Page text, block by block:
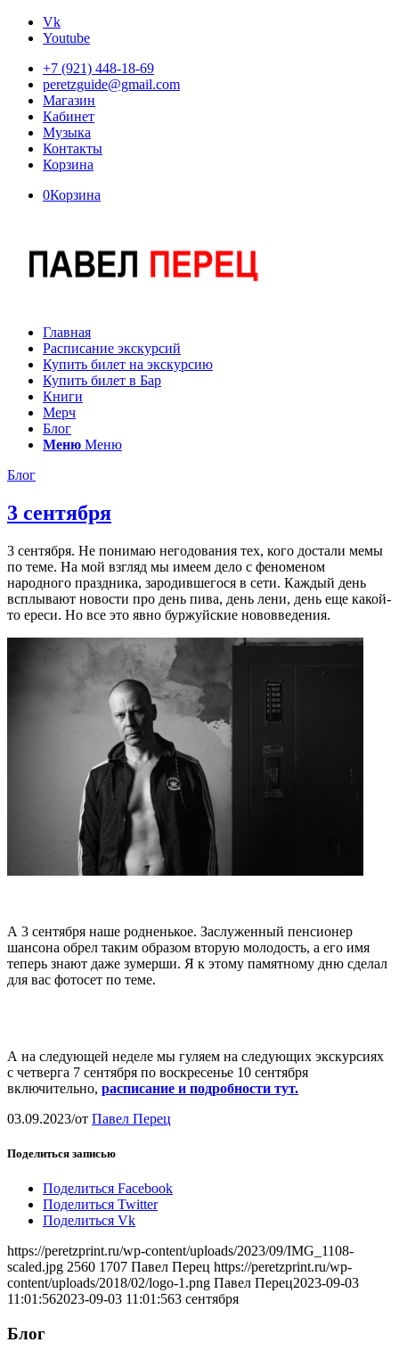
Vk
Youtube
+7 (921) 448-18-69
peretzguide@gmail.com
Магазин
Кабинет
Музыка
Контакты
Корзина
0Корзина
Главная
Расписание экскурсий
Купить билет на экскурсию
Купить билет в Бар
Книги
Мерч
Блог
Меню Меню
Блог
3 сентября
3 сентября. Не понимаю негодования тех, кого достали мемы
по теме. На мой взгляд мы имеем дело с феноменом
народного праздника, зародившегося в сети. Каждый день
всплывают новости про день пива, день лени, день еще какой-
то ереси. Но все это явно буржуйские нововведения.
А 3 сентября наше родненькое. Заслуженный пенсионер
шансона обрел таким образом вторую молодость, а его имя
теперь знают даже зумерши. Я к этому памятному дню сделал
для вас фотосет по теме.
А на следующей неделе мы гуляем на следующих экскурсиях
с четверга 7 сентября по воскресенье 10 сентября
включительно, расписание и подробности тут.
03.09.2023/от Павел Перец
Поделиться записью
Поделиться Facebook
Поделиться Twitter
Поделиться Vk
https://peretzprint.ru/wp-content/uploads/2023/09/IMG_1108-
scaled.jpg 2560 1707 Павел Перец https://peretzprint.ru/wp-
content/uploads/2018/02/logo-1.png Павел Перец2023-09-03
11:01:562023-09-03 11:01:563 сентября
Блог